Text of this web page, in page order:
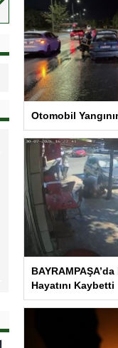
Otomobil
Hayatını Kaybetti